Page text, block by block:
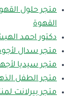
متجر حلول
القهوة
دكتور احمد
متجر سدال
متجر سيديا
متجر الطفل
متجر بيرلانت